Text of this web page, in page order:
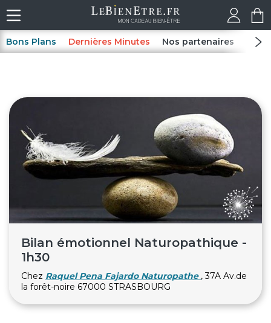
Bons Plans Dernières Minutes Nos partenaires Spas
Bilan émotionnel Naturopathique -
1h30
Chez Raquel Pena Fajardo Naturopathe , 37A Av.de
la forêt-noire 67000 STRASBOURG